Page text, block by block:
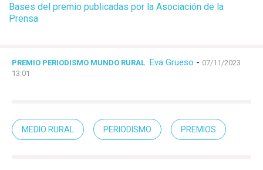
Bases del premio publicadas por la Asociación de la
Prensa
PREMIO PERIODISMO MUNDO RURAL Eva Grueso - 07/11/2023
13:01
MEDIO RURAL PERIODISMO PREMIOS